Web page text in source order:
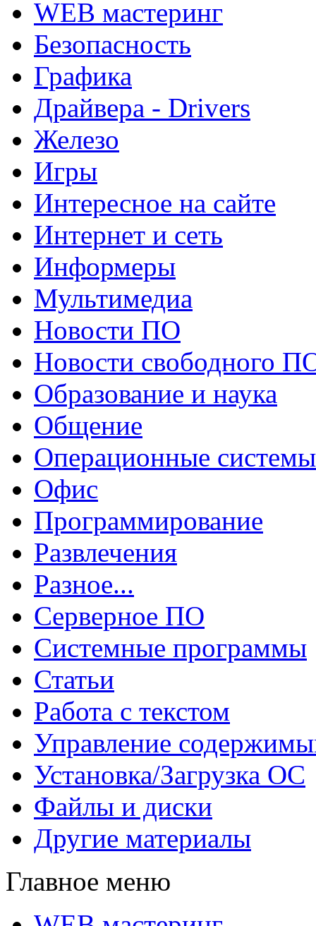
WEB мастеринг
Безопасность
Графика
Драйвера - Drivers
Железо
Игры
Интересное на сайте
Интернет и сеть
Информеры
Мультимедиа
Новости ПО
Новости свободного
Образование и наука
Общение
Операционные системы
Офис
Программирование
Развлечения
Разное...
Серверное ПО
Системные программы
Статьи
Работа с текстом
Управление
Установка/Загрузка ОС
Файлы и диски
Другие материалы
Главное меню